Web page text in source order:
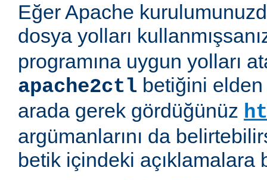
Eğer Apache
dosya yolları
programına uygun yolları
apache2ctl betiğini
arada gerek gördüğünüz
argümanlarını da
betik içindeki açıklamalara